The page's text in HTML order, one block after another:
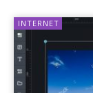
INTERNET